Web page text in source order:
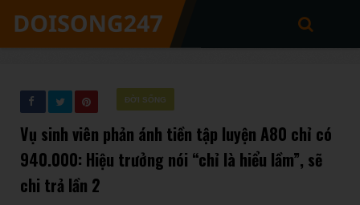
ĐỜI SỐNG
Vụ sinh viên phản ánh tiền tập luyện A80 chỉ có
940.000: Hiệu trưởng nói “chỉ là hiểu lầm”, sẽ
chi trả lần 2